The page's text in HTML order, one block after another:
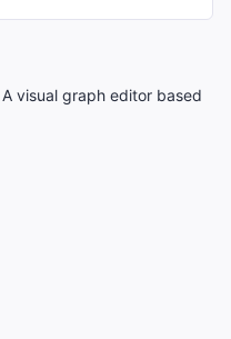
A visual graph editor based